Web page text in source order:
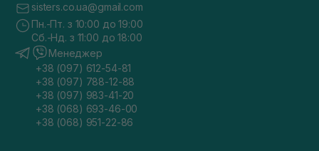
sisters.co.ua@gmail.com
Пн.-Пт. з 10:00 до 19:00
Сб.-Нд. з 11:00 до 18:00
Менеджер
+38 (097) 612-54-81
+38 (097) 788-12-88
+38 (097) 983-41-20
+38 (068) 693-46-00
+38 (068) 951-22-86